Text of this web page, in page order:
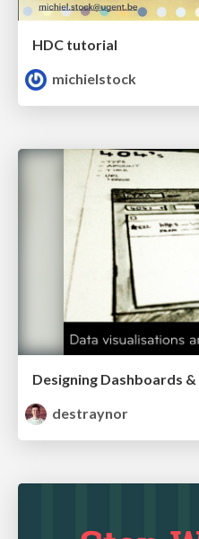
HDC tutorial
michielstock
destraynor